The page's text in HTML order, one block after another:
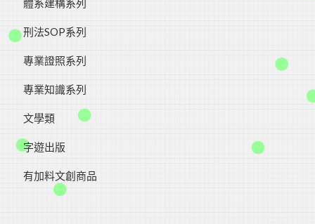
體系建構系列
刑法SOP系列
專業證照系列
專業知識系列
文學類
字遊出版
有加料文創商品